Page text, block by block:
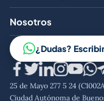
Aranceles
Preguntas frecuentes
Contacto
Nosotros
Trabajá con nosotros
Aviso legal
Código de conducta
¿Dudas?
25 de Mayo 277 5 24
Ciudad Autónoma de